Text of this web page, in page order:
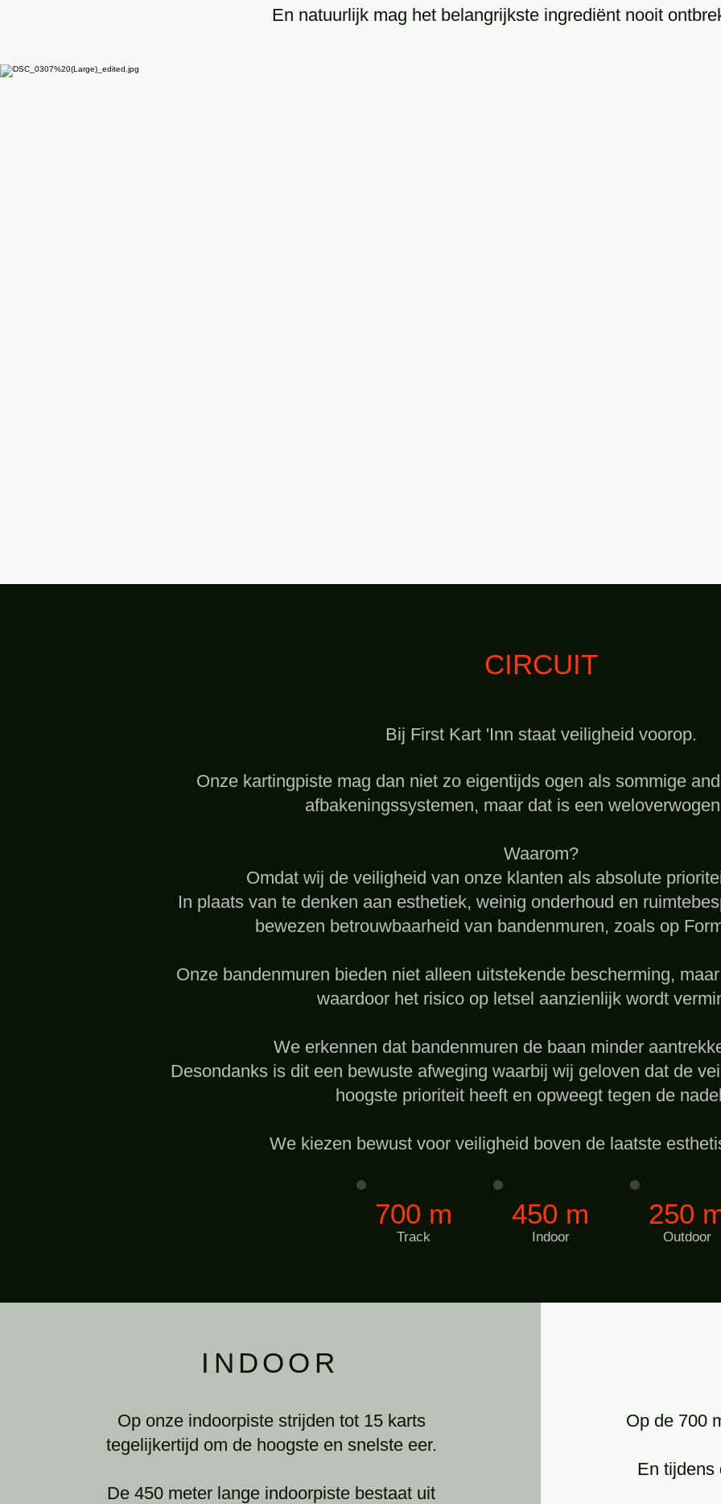
En natuurlijk mag het belangrijkste ingrediënt nooit
CIRCUIT
Bij First Kart 'Inn staat veiligheid voorop.
Onze kartingpiste mag dan niet zo eigentijds ogen als sommige
afbakeningssystemen, maar dat is een
Waarom?
Omdat wij de veiligheid van onze klanten als absolute
In plaats van te denken aan esthetiek, weinig onderhoud en
bewezen betrouwbaarheid van bandenmuren, zoals op
Onze bandenmuren bieden niet alleen uitstekende bescherming,
waardoor het risico op letsel aanzienlijk wordt
We erkennen dat bandenmuren de baan minder
Desondanks is dit een bewuste afweging waarbij wij geloven dat de
hoogste prioriteit heeft en opweegt tegen de
We kiezen bewust voor veiligheid boven de laatste
Track
700 m
Indoor
450 m
Outdoor
250
INDOOR
Op onze indoorpiste strijden tot 15 karts
tegelijkertijd om de hoogste en snelste eer.
De 450 meter lange indoorpiste bestaat uit
Op de 700
En tijdens